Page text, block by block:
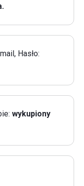
Hasło:
wykupiony